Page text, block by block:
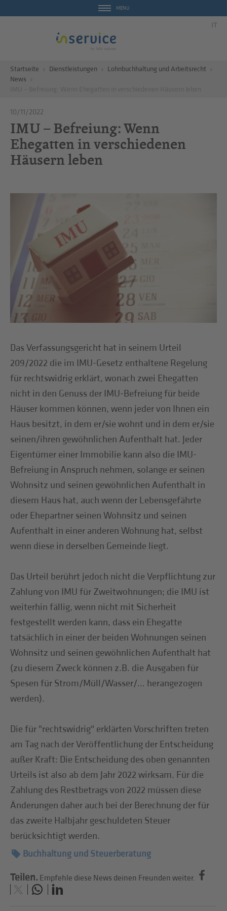
MENU
IT
Startseite Dienstleistungen
Lohnbuchhaltung und Arbeitsrecht
News
10/11/2022
IMU – Befreiung: Wenn
Ehegatten in verschiedenen
Häusern leben
Das Verfassungsgericht hat in seinem Urteil
209/2022 die im IMU-Gesetz enthaltene Regelung
für rechtswidrig erklärt, wonach zwei Ehegatten
nicht in den Genuss der IMU-Befreiung für beide
Häuser kommen können, wenn jeder von Ihnen ein
Haus besitzt, in dem er/sie wohnt und in dem er/sie
seinen/ihren gewöhnlichen Aufenthalt hat. Jeder
Eigentümer einer Immobilie kann also die IMU-
Befreiung in Anspruch nehmen, solange er seinen
Wohnsitz und seinen gewöhnlichen Aufenthalt in
diesem Haus hat, auch wenn der Lebensgefährte
oder Ehepartner seinen Wohnsitz und seinen
Aufenthalt in einer anderen Wohnung hat, selbst
wenn diese in derselben Gemeinde liegt.
Das Urteil berührt jedoch nicht die Verpflichtung zur
Zahlung von IMU für Zweitwohnungen; die IMU ist
weiterhin fällig, wenn nicht mit Sicherheit
festgestellt werden kann, dass ein Ehegatte
tatsächlich in einer der beiden Wohnungen seinen
Wohnsitz und seinen gewöhnlichen Aufenthalt hat
(zu diesem Zweck können z.B. die Ausgaben für
Spesen für Strom/Müll/Wasser/… herangezogen
werden).
Die für "rechtswidrig" erklärten Vorschriften treten
am Tag nach der Veröffentlichung der Entscheidung
außer Kraft: Die Entscheidung des oben genannten
Urteils ist also ab dem Jahr 2022 wirksam. Für die
Zahlung des Restbetrags von 2022 müssen diese
Änderungen daher auch bei der Berechnung der für
das zweite Halbjahr geschuldeten Steuer
berücksichtigt werden.
Buchhaltung und Steuerberatung
Teilen. Empfehle diese News deinen Freunden weiter.